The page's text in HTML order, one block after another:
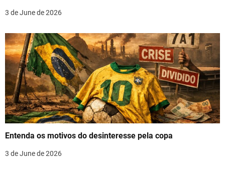
3 de June de 2026
Entenda os motivos do desinteresse pela copa
3 de June de 2026